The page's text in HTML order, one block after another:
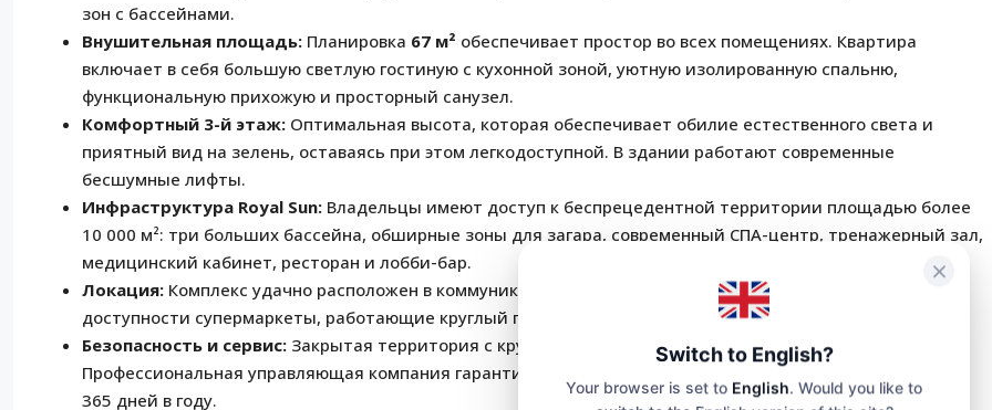
зон с бассейнами.
Внушительная площадь: Планировка 67 м² обеспечивает простор во всех помещениях. Квартира
включает в себя большую светлую гостиную с кухонной зоной, уютную изолированную спальню,
функциональную прихожую и просторный санузел.
Комфортный 3-й этаж: Оптимальная высота, которая обеспечивает обилие естественного света и
приятный вид на зелень, оставаясь при этом легкодоступной. В здании работают современные
бесшумные лифты.
Инфраструктура Royal Sun: Владельцы имеют доступ к беспрецедентной территории площадью более
10 000 м²: три больших бассейна, обширные зоны для загара, современный СПА-центр, тренажерный зал,
медицинский кабинет, ресторан и лобби-бар.
Локация: Комплекс удачно расположен в коммуникативном районе южной части курорта. В шаговой
доступности супермаркеты, работающие круглый год, аптеки и рестораны.
Безопасность и сервис: Закрытая территория с круглосуточной охраной и видеонаблюдением.
Профессиональная управляющая компания гарантирует идеальный порядок и обслуживание комплекса
365 дней в году.
Switch to English?
Your browser is set to English. Would you like to